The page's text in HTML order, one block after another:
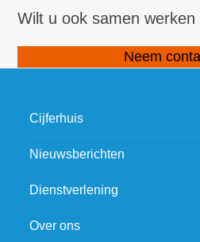
Wilt u ook samen
Neem
Cijferhuis
Nieuwsberichten
Dienstverlening
Over ons